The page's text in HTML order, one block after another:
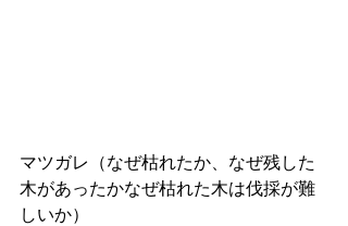
マツガレ（なぜ枯れたか、なぜ残した
木があったかなぜ枯れた木は伐採が難
しいか）